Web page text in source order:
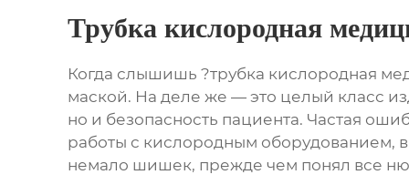
Трубка кислородная
Когда слышишь ?трубка кислородная
маской. На деле же — это целый класс
но и безопасность пациента. Частая
работы с кислородным оборудованием,
немало шишек, прежде чем понял все